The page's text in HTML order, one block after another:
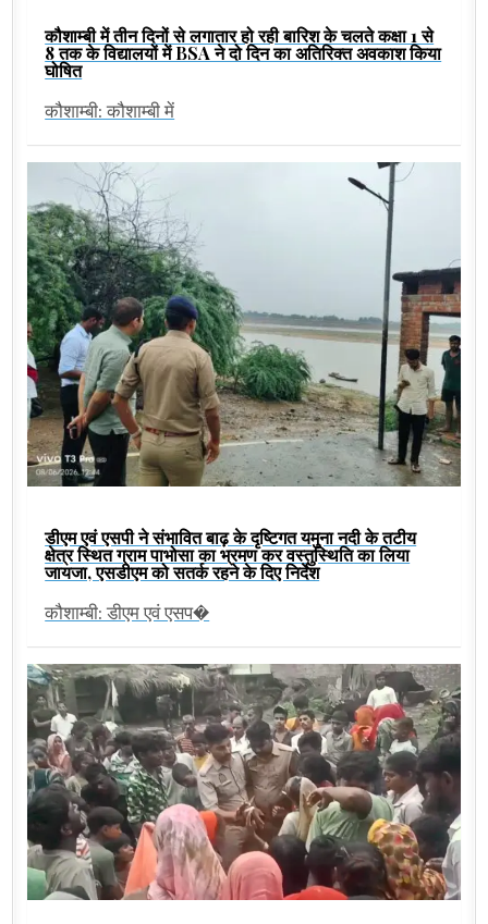
कौशाम्बी में तीन दिनों से लगातार हो रही बारिश के चलते कक्षा 1 से
8 तक के विद्यालयों में BSA ने दो दिन का अतिरिक्त अवकाश किया
घोषित
कौशाम्बी: कौशाम्बी में
डीएम एवं एसपी ने संभावित बाढ़ के दृष्टिगत यमुना नदी के तटीय
क्षेत्र स्थित ग्राम पाभोसा का भ्रमण कर वस्तुस्थिति का लिया
जायजा, एसडीएम को सतर्क रहने के दिए निर्देश
कौशाम्बी: डीएम एवं एसप�